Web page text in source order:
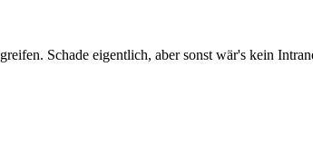
Schade eigentlich, aber sonst wär's kein